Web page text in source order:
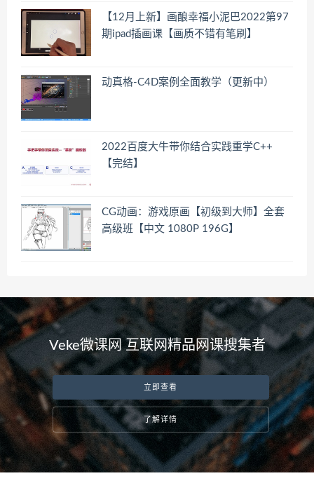
【12月上新】画酿幸福小泥巴2022第97
期ipad插画课【画质不错有笔刷】
动真格-C4D案例全面教学（更新中）
2022百度大牛带你结合实践重学C++
【完结】
CG动画：游戏原画【初级到大师】全套
高级班【中文 1080P 196G】
Veke微课网 互联网精品网课搜集者
立即查看
了解详情